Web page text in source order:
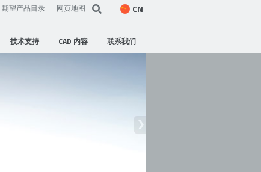
期望产品目录 网页地图 CN
技术支持 CAD 内容 联系我们